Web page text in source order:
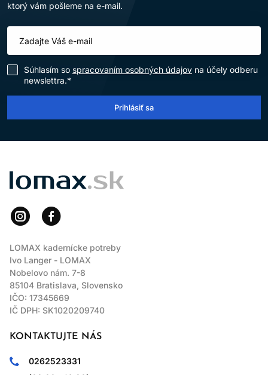
ktorý vám pošleme na e-mail.
Súhlasím so spracovaním osobných údajov na účely odberu
newslettra.*
Prihlásiť sa
LOMAX
LOMAX kadernícke potreby
Ivo Langer - LOMAX
Nobelovo nám. 7-8
85104 Bratislava, Slovensko
IČO: 17345669
IČ DPH: SK1020209740
KONTAKTUJTE NÁS
0262523331